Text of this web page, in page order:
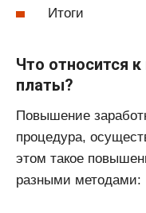
Итоги
Что относится
платы?
Повышение
процедура,
этом такое
разными методами: